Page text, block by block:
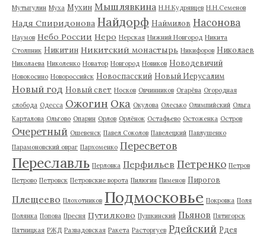
Мутыгулин Муха Мухин Мышлявкина Н.Н.Кудрявцев Н.Н.Семенов
Надя Спиридонова Найдорф Наймилов Насонова
Наумов Небо России Неро Нерская Нижний Новгород Никита
Столпник Никитин Никитский монастырь Никифоров Николаев
Николаева Николенко Новатор Новгород Новиков Новодевичий
Новокосино Новороссийск Новоспасский Новый Иерусалим
Новый год Новый свет Носков Овчинников Огарёва Огородная
слобода Одесса Ожогин Ока Окулова Олесько Олимпийский Ольга
Карталова Ольгово Опарин Орлов Орлёнок Остафьево Остоженка Остров
Очеретный Ошевенск Павел Соколов Павелецкий Павлушенко
Парамоновский овраг Пархоменко Пересветов
Переславль Перловка Перфильев Петренко Петров
Петрово Петровск Петровские ворота Пилюгин Пименов Пирогов
Плещеево Плохотников Подмосковье Покровка Поля
Полянка Попова Пресня Путилково Пушкинский Пьянов Пятигорск
Пятницкая РЖД Развадовская Ракета Расторгуев Рдейский Рдея